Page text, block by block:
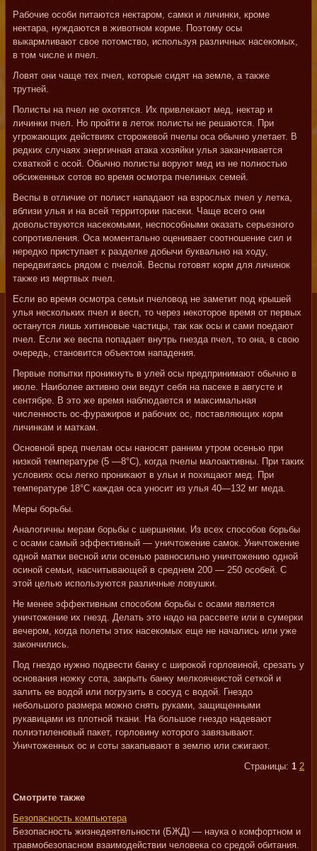
Рабочие особи питаются нектаром, самки и личинки, кроме
нектара, нуждаются в животном корме. Поэтому осы
выкармливают свое потомство, используя различных насекомых,
в том числе и пчел.
Ловят они чаще тех пчел, которые сидят на земле, а также
трутней.
Полисты на пчел не охотятся. Их привлекают мед, нектар и
личинки пчел. Но пройти в леток полисты не решаются. При
угрожающих действиях сторожевой пчелы оса обычно улетает. В
редких случаях энергичная атака хозяйки улья заканчивается
схваткой с осой. Обычно полисты воруют мед из не полностью
обсиженных сотов во время осмотра пчелиных семей.
Веспы в отличие от полист нападают на взрослых пчел у летка,
вблизи улья и на всей территории пасеки. Чаще всего они
довольствуются насекомыми, неспособными оказать серьезного
сопротивления. Оса моментально оценивает соотношение сил и
нередко приступает к разделке добычи буквально на ходу,
передвигаясь рядом с пчелой. Веспы готовят корм для личинок
также из мертвых пчел.
Если во время осмотра семьи пчеловод не заметит под крышей
улья нескольких пчел и весп, то через некоторое время от первых
останутся лишь хитиновые частицы, так как осы и сами поедают
пчел. Если же веспа попадает внутрь гнезда пчел, то она, в свою
очередь, становится объектом нападения.
Первые попытки проникнуть в улей осы предпринимают обычно в
июле. Наиболее активно они ведут себя на пасеке в августе и
сентябре. В это же время наблюдается и максимальная
численность ос-фуражиров и рабочих ос, поставляющих корм
личинкам и маткам.
Основной вред пчелам осы наносят ранним утром осенью при
низкой температуре (5 —8°С), когда пчелы малоактивны. При таких
условиях осы легко проникают в ульи и похищают мед. При
температуре 18°С каждая оса уносит из улья 40—132 мг меда.
Меры борьбы.
Аналогичны мерам борьбы с шершнями. Из всех способов борьбы
с осами самый эффективный — уничтожение самок. Уничтожение
одной матки весной или осенью равносильно уничтожению одной
осиной семьи, насчитывающей в среднем 200 — 250 особей. С
этой целью используются различные ловушки.
Не менее эффективным способом борьбы с осами является
уничтожение их гнезд. Делать это надо на рассвете или в сумерки
вечером, когда полеты этих насекомых еще не начались или уже
закончились.
Под гнездо нужно подвести банку с широкой горловиной, срезать у
основания ножку сота, закрыть банку мелкоячеистой сеткой и
залить ее водой или погрузить в сосуд с водой. Гнездо
небольшого размера можно снять руками, защищенными
рукавицами из плотной ткани. На большое гнездо надевают
полиэтиленовый пакет, горловину которого завязывают.
Уничтоженных ос и соты закапывают в землю или сжигают.
Страницы: 1 2
Смотрите также
Безопасность компьютера
Безопасность жизнедеятельности (БЖД) — наука о комфортном и
травмобезопасном взаимодействии человека со средой обитания.